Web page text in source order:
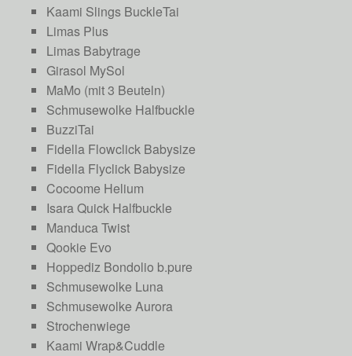
Kaami Slings BuckleTai
Limas Plus
Limas Babytrage
Girasol MySol
MaMo (mit 3 Beuteln)
Schmusewolke Halfbuckle
BuzziTai
Fidella Flowclick Babysize
Fidella Flyclick Babysize
Cocoome Helium
Isara Quick Halfbuckle
Manduca Twist
Qookie Evo
Hoppediz Bondolio b.pure
Schmusewolke Luna
Schmusewolke Aurora
Strochenwiege
Kaami Wrap&Cuddle